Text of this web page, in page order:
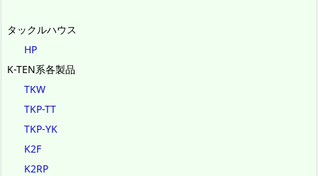
タックルハウス
HP
K-TEN系各製品
TKW
TKP-TT
TKP-YK
K2F
K2RP